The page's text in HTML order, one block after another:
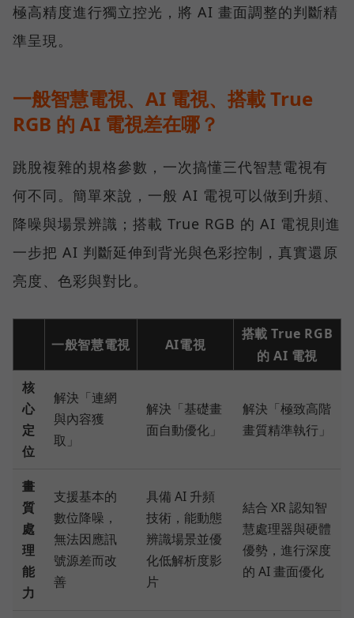
極高精度進行獨立控光，將 AI 畫面調整的判斷精
準呈現。
一般智慧電視、AI 電視、搭載 True
RGB 的 AI 電視差在哪？
跳脫複雜的規格參數，一次搞懂三代智慧電視有
何不同。簡單來說，一般 AI 電視可以做到升頻、
降噪與場景辨識；搭載 True RGB 的 AI 電視則進
一步把 AI 判斷延伸到背光與色彩控制，真實還原
亮度、色彩與對比。
一般智慧電視 AI電視
搭載 True RGB
的 AI 電視
核
心
定
位
解決「連網
與內容獲
取」
解決「基礎畫
面自動優化」
解決「極致高階
畫質精準執行」
畫
質
處
理
能
力
支援基本的
數位降噪，
無法因應訊
號源差而改
善
具備 AI 升頻
技術，能動態
辨識場景並優
化低解析度影
片
結合 XR 認知智
慧處理器與硬體
優勢，進行深度
的 AI 畫面優化